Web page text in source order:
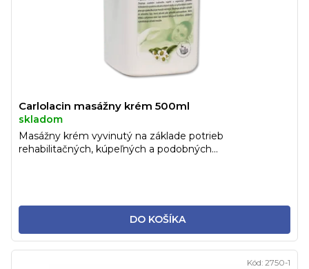
Carlolacin masážny krém 500ml
skladom
DO KOŠÍKA
Мasážny krém vyvinutý na základe potrieb
rehabilitačných, kúpeľných a podobných...
Kód: 2750-1